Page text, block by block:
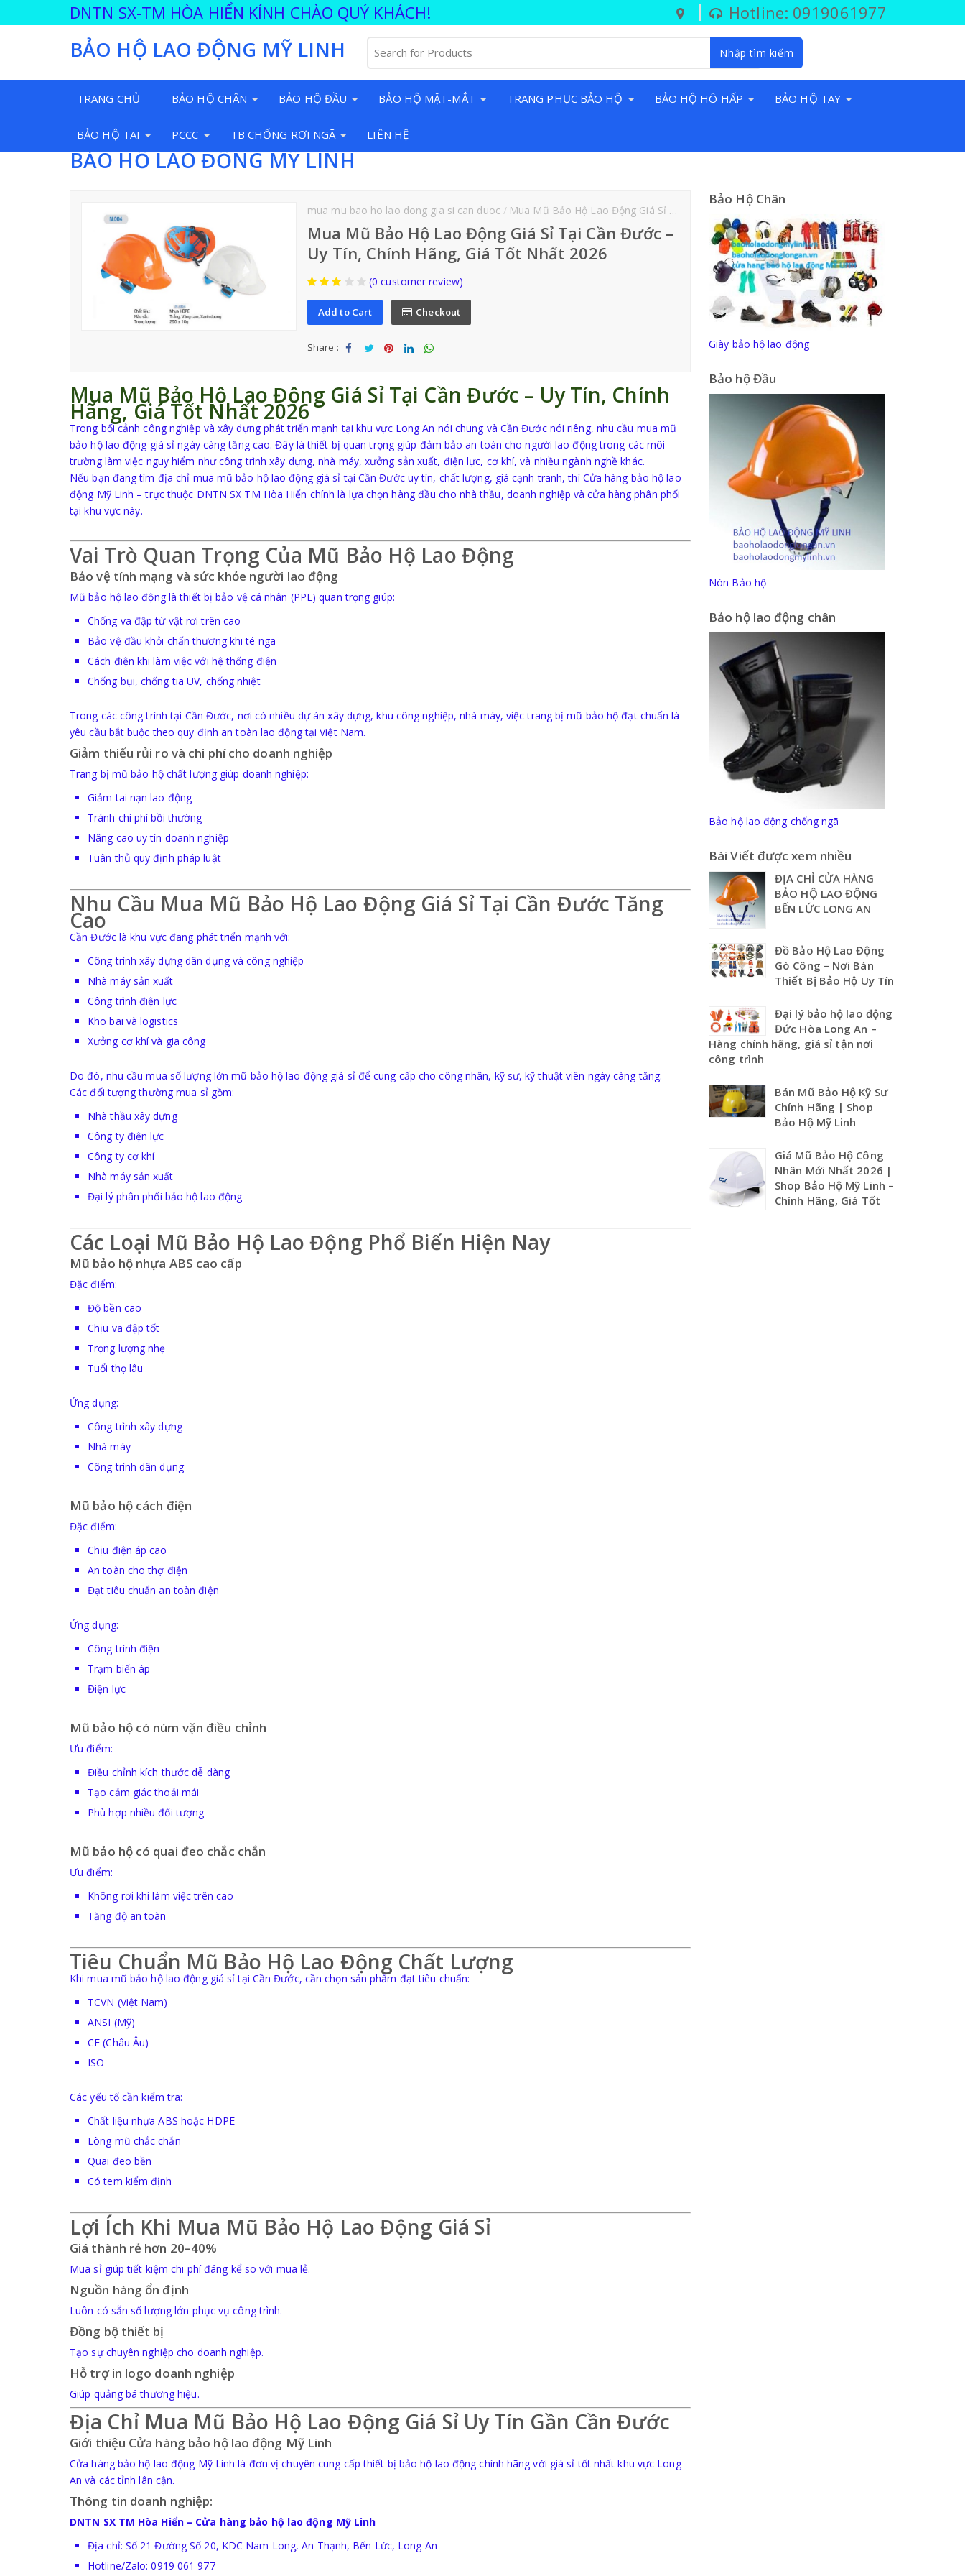
DNTN SX-TM HÒA HIỂN KÍNH CHÀO QUÝ KHÁCH! Hotline: 0919061977
BẢO HỘ LAO ĐỘNG MỸ LINH Nhập tìm kiếm
TRANG CHỦ BẢO HỘ CHÂN BẢO HỘ ĐẦU BẢO HỘ MẶT-MẮT TRANG PHỤC BẢO HỘ BẢO HỘ HÔ HẤP BẢO HỘ TAY
BẢO HỘ TAI PCCC TB CHỐNG RƠI NGÃ LIÊN HỆ
BẢO HỘ LAO ĐỘNG MỸ LINH
mua mu bao ho lao dong gia si can duoc Mua Mũ Bảo Hộ Lao Động Giá Sỉ Tại Cần Đước
Mua Mũ Bảo Hộ Lao Động Giá Sỉ Tại Cần Đước –
Uy Tín, Chính Hãng, Giá Tốt Nhất 2026
(0 customer review)
Add to Cart Checkout
Share :
re
eet
re
re
Mua Mũ Bảo Hộ Lao Động Giá Sỉ Tại Cần Đước – Uy Tín, Chính
Hãng, Giá Tốt Nhất 2026
Trong bối cảnh công nghiệp và xây dựng phát triển mạnh tại khu vực Long An nói chung và Cần Đước nói riêng, nhu cầu mua mũ
bảo hộ lao động giá sỉ ngày càng tăng cao. Đây là thiết bị quan trọng giúp đảm bảo an toàn cho người lao động trong các môi
trường làm việc nguy hiểm như công trình xây dựng, nhà máy, xưởng sản xuất, điện lực, cơ khí, và nhiều ngành nghề khác.
Nếu bạn đang tìm địa chỉ mua mũ bảo hộ lao động giá sỉ tại Cần Đước uy tín, chất lượng, giá cạnh tranh, thì Cửa hàng bảo hộ lao
động Mỹ Linh – trực thuộc DNTN SX TM Hòa Hiển chính là lựa chọn hàng đầu cho nhà thầu, doanh nghiệp và cửa hàng phân phối
tại khu vực này.
Vai Trò Quan Trọng Của Mũ Bảo Hộ Lao Động
Bảo vệ tính mạng và sức khỏe người lao động
Mũ bảo hộ lao động là thiết bị bảo vệ cá nhân (PPE) quan trọng giúp:
Chống va đập từ vật rơi trên cao
Bảo vệ đầu khỏi chấn thương khi té ngã
Cách điện khi làm việc với hệ thống điện
Chống bụi, chống tia UV, chống nhiệt
Trong các công trình tại Cần Đước, nơi có nhiều dự án xây dựng, khu công nghiệp, nhà máy, việc trang bị mũ bảo hộ đạt chuẩn là
yêu cầu bắt buộc theo quy định an toàn lao động tạiViệt Nam.
Giảm thiểu rủi ro và chi phí cho doanh nghiệp
Trang bị mũ bảo hộ chất lượng giúp doanh nghiệp:
Giảm tai nạn lao động
Tránh chi phí bồi thường
Nâng cao uy tín doanh nghiệp
Tuân thủ quy định pháp luật
Nhu Cầu Mua Mũ Bảo Hộ Lao Động Giá Sỉ Tại Cần Đước Tăng
Cao
Cần Đước là khu vực đang phát triển mạnh với:
Công trình xây dựng dân dụng và công nghiệp
Nhà máy sản xuất
Công trình điện lực
Kho bãi và logistics
Xưởng cơ khí và gia công
Do đó, nhu cầu mua số lượng lớn mũ bảo hộ lao động giá sỉ để cung cấp cho công nhân, kỹ sư, kỹ thuật viên ngày càng tăng.
Các đối tượng thường mua sỉ gồm:
Nhà thầu xây dựng
Công ty điện lực
Công ty cơ khí
Nhà máy sản xuất
Đại lý phân phối bảo hộ lao động
Các Loại Mũ Bảo Hộ Lao Động Phổ Biến Hiện Nay
Mũ bảo hộ nhựa ABS cao cấp
Đặc điểm:
Độ bền cao
Chịu va đập tốt
Trọng lượng nhẹ
Tuổi thọ lâu
Ứng dụng:
Công trình xây dựng
Nhà máy
Công trình dân dụng
Mũ bảo hộ cách điện
Đặc điểm:
Chịu điện áp cao
An toàn cho thợ điện
Đạt tiêu chuẩn an toàn điện
Ứng dụng:
Công trình điện
Trạm biến áp
Điện lực
Mũ bảo hộ có núm vặn điều chỉnh
Ưu điểm:
Điều chỉnh kích thước dễ dàng
Tạo cảm giác thoải mái
Phù hợp nhiều đối tượng
Mũ bảo hộ có quai đeo chắc chắn
Ưu điểm:
Không rơi khi làm việc trên cao
Tăng độ an toàn
Tiêu Chuẩn Mũ Bảo Hộ Lao Động Chất Lượng
Khi mua mũ bảo hộ lao động giá sỉ tại Cần Đước, cần chọn sản phẩm đạt tiêu chuẩn:
TCVN (Việt Nam)
ANSI (Mỹ)
CE (Châu Âu)
ISO
Các yếu tố cần kiểm tra:
Chất liệu nhựa ABS hoặc HDPE
Lòng mũ chắc chắn
Quai đeo bền
Có tem kiểm định
Lợi Ích Khi Mua Mũ Bảo Hộ Lao Động Giá Sỉ
Giá thành rẻ hơn 20–40%
Mua sỉ giúp tiết kiệm chi phí đáng kể so với mua lẻ.
Nguồn hàng ổn định
Luôn có sẵn số lượng lớn phục vụ công trình.
Đồng bộ thiết bị
Tạo sự chuyên nghiệp cho doanh nghiệp.
Hỗ trợ in logo doanh nghiệp
Giúp quảng bá thương hiệu.
Địa Chỉ Mua Mũ Bảo Hộ Lao Động Giá Sỉ Uy Tín Gần Cần Đước
Giới thiệu Cửa hàng bảo hộ lao động Mỹ Linh
Cửa hàng bảo hộ lao động Mỹ Linh là đơn vị chuyên cung cấp thiết bị bảo hộ lao động chính hãng với giá sỉ tốt nhất khu vực Long
An và các tỉnh lân cận.
Thông tin doanh nghiệp:
DNTN SX TM Hòa Hiển – Cửa hàng bảo hộ lao động Mỹ Linh
Địa chỉ: Số 21 Đường Số 20, KDC Nam Long, An Thạnh, Bến Lức, Long An
Hotline/Zalo: 0919 061 977
Bảo Hộ Chân
Giày bảo hộ lao động
Bảo hộ Đầu
Nón Bảo hộ
Bảo hộ lao động chân
Bảo hộ lao động chống ngã
Bài Viết được xem nhiều
ĐỊA CHỈ CỬA HÀNG
BẢO HỘ LAO ĐỘNG
BẾN LỨC LONG AN
Đồ Bảo Hộ Lao Động
Gò Công – Nơi Bán
Thiết Bị Bảo Hộ Uy Tín
Đại lý bảo hộ lao động
Đức Hòa Long An –
Hàng chính hãng, giá sỉ tận nơi
công trình
Bán Mũ Bảo Hộ Kỹ Sư
Chính Hãng | Shop
Bảo Hộ Mỹ Linh
Giá Mũ Bảo Hộ Công
Nhân Mới Nhất 2026 |
Shop Bảo Hộ Mỹ Linh –
Chính Hãng, Giá Tốt